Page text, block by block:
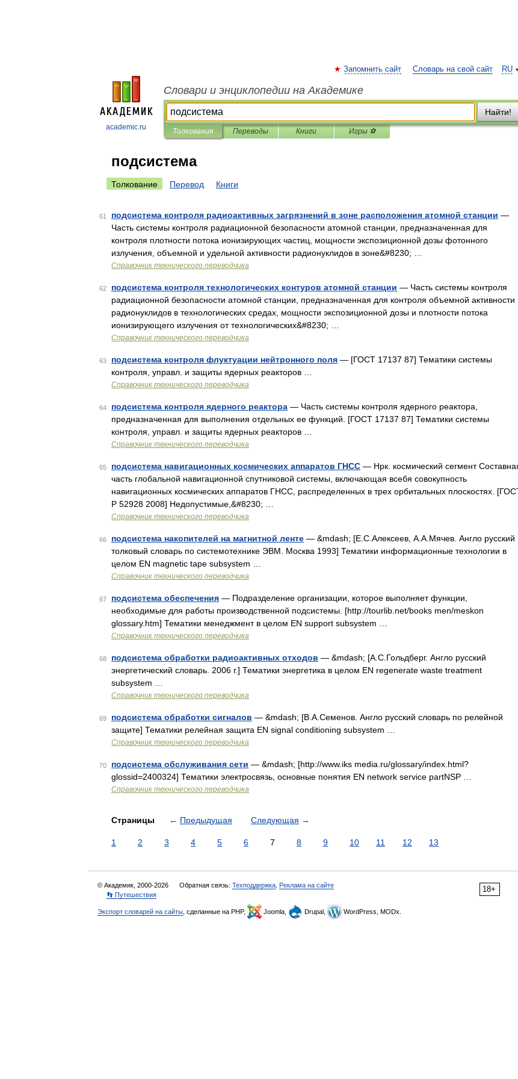
academic.ru
RU
Запомнить сайт Словарь на свой сайт
Словари и энциклопедии на Академике
Найти!
Толкования Переводы Книги Игры ⚽
подсистема
Толкование Перевод Книги
61 подсистема контроля радиоактивных загрязнений в зоне расположения атомной станции —
Часть системы контроля радиационной безопасности атомной станции, предназначенная для
контроля плотности потока ионизирующих частиц, мощности экспозиционной дозы фотонного
излучения, объемной и удельной активности радионуклидов в зоне&#8230; …
Справочник технического переводчика
62 подсистема контроля технологических контуров атомной станции — Часть системы контроля
радиационной безопасности атомной станции, предназначенная для контроля объемной активности
радионуклидов в технологических средах, мощности экспозиционной дозы и плотности потока
ионизирующего излучения от технологических&#8230; …
Справочник технического переводчика
63 подсистема контроля флуктуации нейтронного поля — [ГОСТ 17137 87] Тематики системы
контроля, управл. и защиты ядерных реакторов …
Справочник технического переводчика
64 подсистема контроля ядерного реактора — Часть системы контроля ядерного реактора,
предназначенная для выполнения отдельных ее функций. [ГОСТ 17137 87] Тематики системы
контроля, управл. и защиты ядерных реакторов …
Справочник технического переводчика
65 подсистема навигационных космических аппаратов ГНСС — Нрк. космический сегмент
часть глобальной навигационной спутниковой системы, включающая всебя совокупность
навигационных космических аппаратов ГНСС, распределенных в трех орбитальных плоскостях.
Р 52928 2008] Недопустимые,&#8230; …
Справочник технического переводчика
66 подсистема накопителей на магнитной ленте — &mdash; [Е.С.Алексеев, А.А.Мячев. Англо русский
толковый словарь по системотехнике ЭВМ. Москва 1993] Тематики информационные технологии в
целом EN magnetic tape subsystem …
Справочник технического переводчика
67 подсистема обеспечения — Подразделение организации, которое выполняет функции,
необходимые для работы производственной подсистемы. [http://tourlib.net/books men/meskon
glossary.htm] Тематики менеджмент в целом EN support subsystem …
Справочник технического переводчика
68 подсистема обработки радиоактивных отходов — &mdash; [А.С.Гольдберг. Англо русский
энергетический словарь. 2006 г.] Тематики энергетика в целом EN regenerate waste treatment
subsystem …
Справочник технического переводчика
69 подсистема обработки сигналов — &mdash; [В.А.Семенов. Англо русский словарь по релейной
защите] Тематики релейная защита EN signal conditioning subsystem …
Справочник технического переводчика
70 подсистема обслуживания сети — &mdash; [http://www.iks media.ru/glossary/index.html?
glossid=2400324] Тематики электросвязь, основные понятия EN network service partNSP …
Справочник технического переводчика
Страницы ← Предыдущая Следующая →
1 2 3 4 5 6 7 8 9 10 11 12 13
18+
© Академик, 2000-2026 Обратная связь: Техподдержка Реклама на сайте
👣 Путешествия
Экспорт словарей на сайты , сделанные на PHP, Joomla, Drupal, WordPress, MODx.